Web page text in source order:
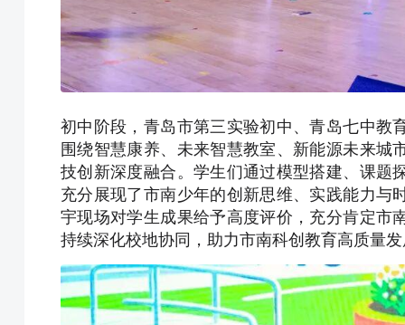
初中阶段，青岛市第三实验初中、青岛七中教
围绕智慧康养、未来智慧教室、新能源未来城
技创新深度融合。学生们通过模型搭建、课题
充分展现了市南少年的创新思维、实践能力与
宇现场对学生成果给予高度评价，充分肯定市
持续深化校地协同，助力市南科创教育高质量